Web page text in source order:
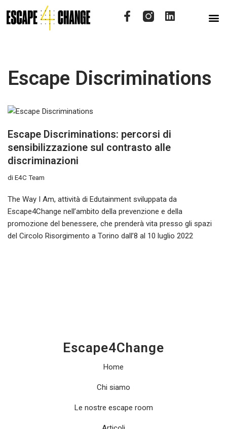
Vai
Escape Discriminations
Escape Discriminations: percorsi di
sensibilizzazione sul contrasto alle
discriminazioni
diE4C Team
The Way I Am, attività di Edutainment sviluppata da
Escape4Change nell’ambito della prevenzione e della
promozione del benessere, che prenderà vita presso gli spazi
del Circolo Risorgimento a Torino dall’8 al 10 luglio 2022
Escape4Change
Home
Chi siamo
Le nostre escape room